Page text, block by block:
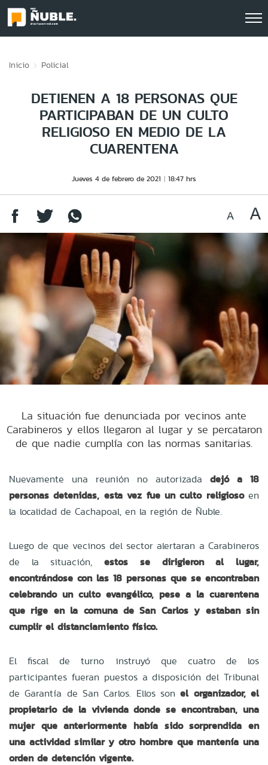
Inicio Policial
DETIENEN A 18 PERSONAS QUE
PARTICIPABAN DE UN CULTO
RELIGIOSO EN MEDIO DE LA
CUARENTENA
Jueves 4 de febrero de 2021 18:47 hrs
La situación fue denunciada por vecinos ante
Carabineros y ellos llegaron al lugar y se percataron
de que nadie cumplía con las normas sanitarias.
Nuevamente una reunión no autorizada dejó a 18
personas detenidas, esta vez fue un culto religiosoen
la localidad de Cachapoal, en la región de Ñuble.
Luego de que vecinos del sector alertaran a Carabineros
de la situación, estos se dirigieron al lugar,
encontrándose con las 18 personas que se encontraban
celebrando un culto evangélico, pese a la cuarentena
que rige en la comuna de San Carlos y estaban sin
cumplir el distanciamiento físico.
El fiscal de turno instruyó que cuatro de los
participantes fueran puestos a disposición del Tribunal
de Garantía de San Carlos. Ellos sonel organizador, el
propietario de la vivienda donde se encontraban, una
mujer que anteriormente había sido sorprendida en
una actividad similar y otro hombre que mantenía una
orden de detención vigente.